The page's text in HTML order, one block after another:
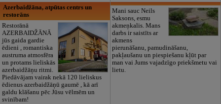
Azerbaidžāna, atpūtas centrs un
restorāns
Restorānā
AZERBAIDŽĀNĀ
jūs gaida gardie
ēdieni , romantiska
austruma atmosfēra
un protams lieliskās
azerbaidžāņu ritmi.
Piedāvājam vairak nekā 120 lieliskus
ēdienus azerbaidžāņū gaumē , kā arī
galdu klāšanu pēc Jūsu vēlmēm un
svinībam!
Mani sauc Neils
Saksons, esmu
akmeņkalis. Mans
darbs ir saistīts ar
akmens
pierunāšanu, pamudināšanu,
pakļaušanu un piespiešanu kļūt par
man vai Jums vajadzīgo priekšmetu vai
lietu.